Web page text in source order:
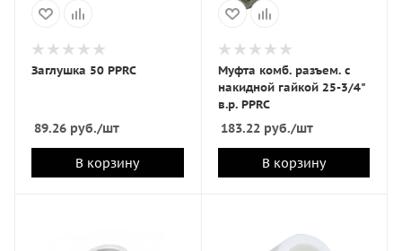
Заглушка 50 PPRC
89.26 руб./шт
В корзину
Муфта комб. разъем. c
накидной гайкой 25-3/4"
в.р. PPRC
183.22руб./шт
В корзину